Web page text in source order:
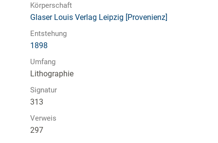
Körperschaft
Glaser Louis Verlag Leipzig [Provenienz]
Entstehung
1898
Umfang
Lithographie
Signatur
313
Verweis
297